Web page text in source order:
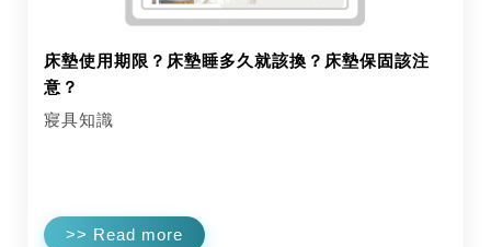
床墊使用期限？床墊睡多久就該換？床墊保固該注
意？
寢具知識
>> Read more